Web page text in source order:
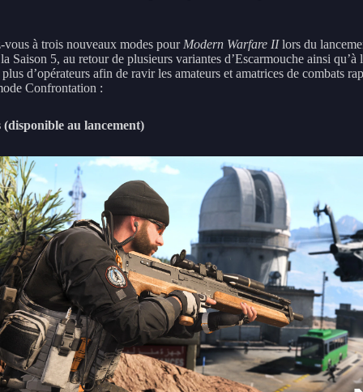
vous à trois nouveaux modes pour Modern Warfare IIlors du
Saison 5, au retour de plusieurs variantes d’Escarmouche ainsi qu’à
plus d’opérateurs afin de ravir les amateurs et amatrices de combats
Confrontation :
(disponible au lancement)